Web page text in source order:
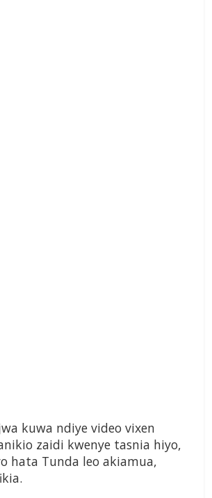
kuwa ndiye video vixen
zaidi kwenye tasnia hiyo,
hata Tunda leo akiamua,